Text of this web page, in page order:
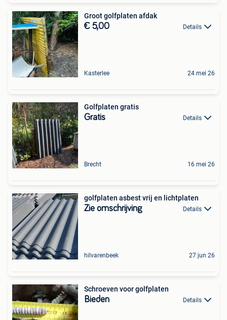
Groot golfplaten afdak
€ 5,00 Details
Kasterlee 24 mei 26
Golfplaten gratis
Gratis Details
Brecht 16 mei 26
golfplaten asbest vrij en lichtplaten
Zie omschrijving Details
hilvarenbeek 27 jun 26
Schroeven voor golfplaten
Bieden Details